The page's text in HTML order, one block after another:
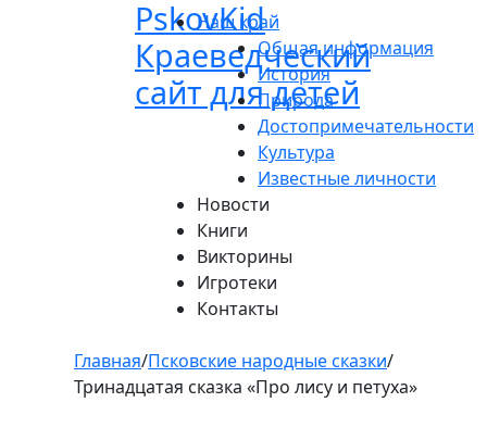
PskovKid
Краеведческий
сайт для детей
Наш край
Общая информация
История
Природа
Достопримечательности
Культура
Известные личности
Новости
Книги
Викторины
Игротеки
Контакты
Главная/Псковские народные сказки/
Тринадцатая сказка «Про лису и петуха»